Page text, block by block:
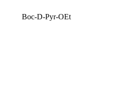
Boc-D-Pyr-OEt